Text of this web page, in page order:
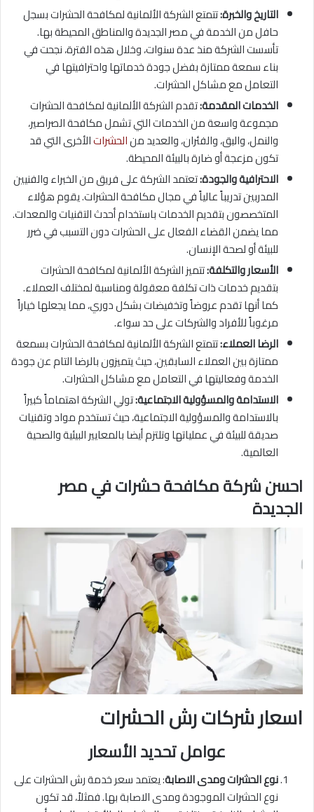
التاريخ والخبرة:تتمتع الشركة الألمانية لمكافحة الحشرات بسجل
حافل من الخدمة في مصر الجديدة والمناطق المحيطة بها.
تأسست الشركة منذ عدة سنوات، وخلال هذه الفترة، نجحت في
بناء سمعة ممتازة بفضل جودة خدماتها واحترافيتها في
التعامل مع مشاكل الحشرات.
الخدمات المقدمة:تقدم الشركة الألمانية لمكافحة الحشرات
مجموعة واسعة من الخدمات التي تشمل مكافحة الصراصير،
والنمل، والبق، والفئران، والعديد منالحشراتالأخرى التي قد
تكون مزعجة أو ضارة بالبيئة المحيطة.
الاحترافية والجودة:تعتمد الشركة على فريق من الخبراء والفنيين
المدربين تدريباً عالياً في مجال مكافحة الحشرات. يقوم هؤلاء
المتخصصون بتقديم الخدمات باستخدام أحدث التقنيات والمعدات.
مما يضمن القضاء الفعال على الحشرات دون التسبب في ضرر
للبيئة أو لصحة الإنسان.
الأسعار والتكلفة:تتميز الشركة الألمانية لمكافحة الحشرات
بتقديم خدمات ذات تكلفة معقولة ومناسبة لمختلف العملاء.
كما أنها تقدم عروضاً وتخفيضات بشكل دوري، مما يجعلها خياراً
مرغوباً للأفراد والشركات على حد سواء.
الرضا العملاء:تتمتع الشركة الألمانية لمكافحة الحشرات بسمعة
ممتازة بين العملاء السابقين، حيث يتميزون بالرضا التام عن جودة
الخدمة وفعاليتها في التعامل مع مشاكل الحشرات.
الاستدامة والمسؤولية الاجتماعية:تولي الشركة اهتماماً كبيراً
بالاستدامة والمسؤولية الاجتماعية، حيث تستخدم مواد وتقنيات
صديقة للبيئة في عملياتها وتلتزم أيضا بالمعايير البيئية والصحية
العالمية.
احسن شركة مكافحة حشرات في مصر
الجديدة
اسعار شركات رش الحشرات
عوامل تحديد الأسعار
نوع الحشرات ومدى الاصابة: يعتمد سعر خدمة رش الحشرات على
نوع الحشرات الموجودة ومدى الاصابة بها. فمثلاً، قد تكون